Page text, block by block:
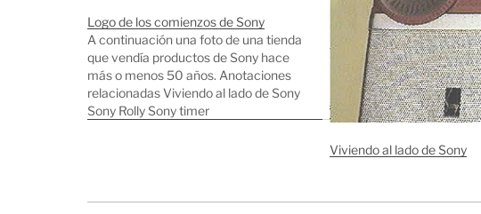
Logo de los comienzos de Sony
A continuación una foto de una tienda
que vendía productos de Sony hace
más o menos 50 años. Anotaciones
relacionadas Viviendo al lado de Sony
Sony Rolly Sony timer
Viviendo al lado de Sony